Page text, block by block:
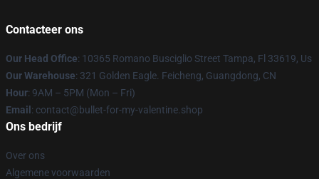
Contacteer ons
Our Head Office: 10365 Romano Busciglio Street Tampa, Fl 33619, Us
Our Warehouse: 321 Golden Eagle. Feicheng, Guangdong, CN
Hour: 9AM – 5PM (Mon – Fri)
Email : contact@bullet-for-my-valentine.shop
Ons bedrijf
Over ons
Algemene voorwaarden